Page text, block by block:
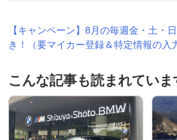
【キャンペーン】8月の毎週金・土・
き！（要マイカー登録＆特定情報の入
こんな記事も読まれていま